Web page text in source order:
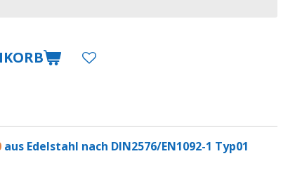
aus Edelstahl nach DIN2576/EN1092-1 Typ01